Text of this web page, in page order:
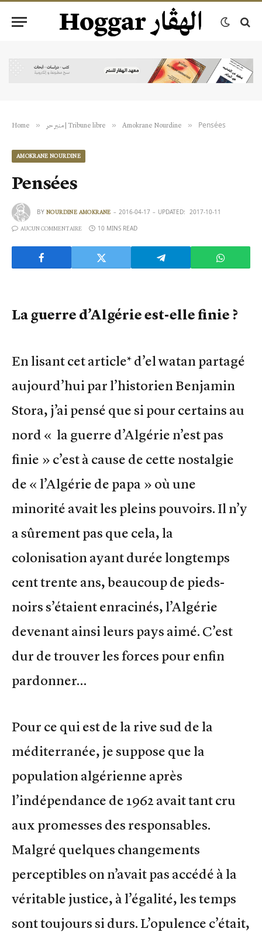
Home » منبر حر | Tribune libre » Amokrane Nourdine » Pensées
AMOKRANE NOURDINE
Pensées
BY NOURDINE AMOKRANE 2016-04-17 UPDATED: 2017-10-11
AUCUN COMMENTAIRE 10 MINS READ
La guerre d’Algérie est-elle finie ?
En lisant cet article* d’el watan partagé
aujourd’hui par l’historien Benjamin
Stora, j’ai pensé que si pour certains au
nord « la guerre d’Algérie n’est pas
finie » c’est à cause de cette nostalgie
de « l’Algérie de papa » où une
minorité avait les pleins pouvoirs. Il n’y
a sûrement pas que cela, la
colonisation ayant durée longtemps
cent trente ans, beaucoup de pieds-
noirs s’étaient enracinés, l’Algérie
devenant ainsi leurs pays aimé. C’est
dur de trouver les forces pour enfin
pardonner…
Pour ce qui est de la rive sud de la
méditerranée, je suppose que la
population algérienne après
l’indépendance de 1962 avait tant cru
aux promesses des responsables.
Malgré quelques changements
perceptibles on n’avait pas accédé à la
véritable justice, à l’égalité, les temps
sont toujours si durs. L’opulence c’était,